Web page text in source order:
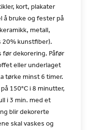
kort, plakater
å bruke og fester på
metall,
20%kunstfiber).
før dekorering. Påfør
eller underlaget
tørke minst 6 timer.
150°C i 8 minutter,
i 3 min. med et
blir dekorerte
skal vaskes og